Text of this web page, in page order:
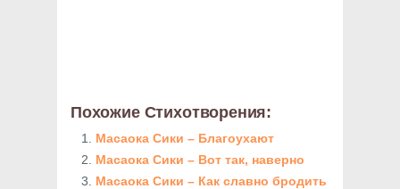
Похожие Стихотворения:
Масаока Сики – Благоухают
Масаока Сики – Вот так, наверно
Масаока Сики – Как славно бродить